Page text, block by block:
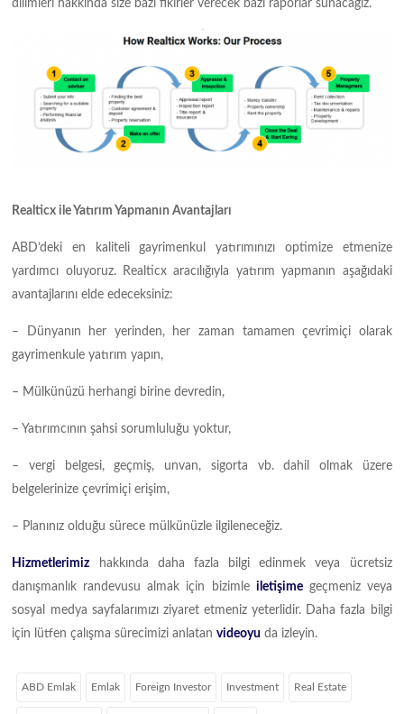
dilimleri hakkında size bazı fikirler verecek bazı raporlar sunacağız.
Realticx ile Yatırım Yapmanın Avantajları
ABD’deki en kaliteli gayrimenkul yatırımınızı optimize etmenize
yardımcı oluyoruz. Realticx aracılığıyla yatırım yapmanın aşağıdaki
avantajlarını elde edeceksiniz:
– Dünyanın her yerinden, her zaman tamamen çevrimiçi olarak
gayrimenkule yatırım yapın,
– Mülkünüzü herhangi birine devredin,
– Yatırımcının şahsi sorumluluğu yoktur,
– vergi belgesi, geçmiş, unvan, sigorta vb. dahil olmak üzere
belgelerinize çevrimiçi erişim,
– Planınız olduğu sürece mülkünüzle ilgileneceğiz.
Hizmetlerimiz hakkında daha fazla bilgi edinmek veya ücretsiz
danışmanlık randevusu almak için bizimle iletişimegeçmeniz veya
sosyal medya sayfalarımızı ziyaret etmeniz yeterlidir. Daha fazla bilgi
için lütfen çalışma sürecimizi anlatanvideoyu da izleyin.
ABD Emlak Emlak Foreign Investor Investment Real Estate